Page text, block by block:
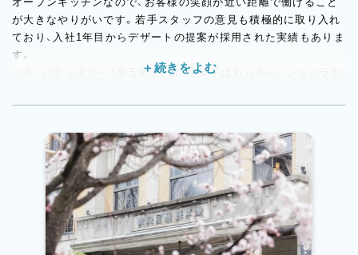
が大きなやりがいです。若手スタッフの意見も積極的に取り入れ
ており、入社1年目からデザートの提案が採用された実績もありま
す。
一方、パティスリー「平五郎」では、生菓子はもちろん、ショコラや
も経験することで、お客様目線を学びながら成長していくメンバ
幅広い製菓経験を積みながら、自分のアイデアや想いを形にでき
る環境。多彩なメンバーが、それぞれの持ち場で力を発揮してい